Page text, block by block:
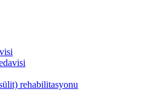
rehabilitasyonu